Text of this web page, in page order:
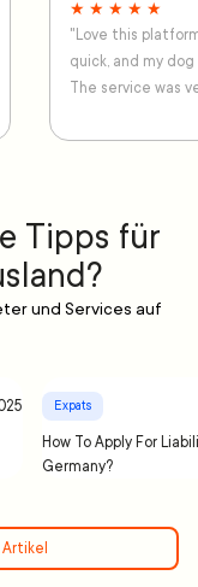
★ ★ ★ ★ ★
"Love this
quick, and my
The service was
Tipps für
und Services auf
Expats
How To Apply For
Germany?